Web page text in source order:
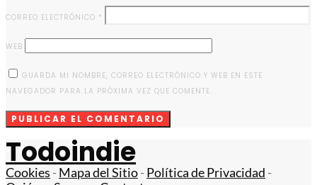
CORREO ELECTRÓNICO *
WEB
GUARDA MI NOMBRE, CORREO ELECTRÓNICO Y WEB EN ESTE
NAVEGADOR PARA LA PRÓXIMA VEZ QUE COMENTE.
Todoindie
Cookies -Mapa del Sitio-Política de Privacidad -